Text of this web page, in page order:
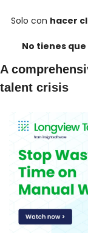
Solo con hacer
No tienes que
A
talent crisis